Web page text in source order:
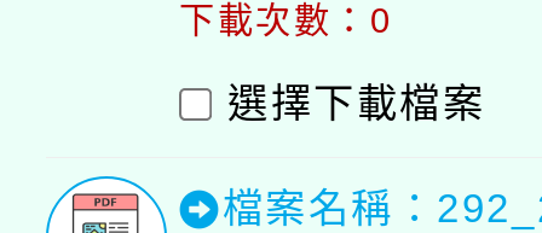
下載次數：0
選擇下載檔案
檔案名稱：